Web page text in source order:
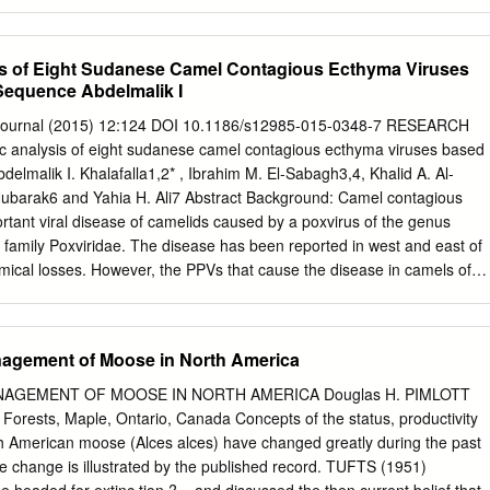
(primary) and DPP (secondary) as official bovine TB tests in elk,
reindeer Recent Actions Stat-Pak is no longer in
APHIS created a Guidance Document
for using the tests
animal_health/animal_
vs_guidance_670 1.2_dpp_testing.pdf 4 Cervid Serology
TB detection tests for official bovine tuberculosis (TB) program use
White-tailed deer
of Eight Sudanese Camel Contagious Ecthyma Viruses
Abdelmalik I
(2015) 12:124 DOI 10.1186/s12985-015-0348-7 RESEARCH
analysis of eight sudanese camel contagious ecthyma viruses based
I. Khalafalla1,2* , Ibrahim M. El-Sabagh3,4, Khalid A. Al-
and Yahia H. Ali7 Abstract Background: Camel contagious
viral disease of camelids caused by a poxvirus of the genus
Poxviridae. The disease has been reported in west and east of
losses. However, the PPVs that cause the disease in camels of
camels affected with contagious ecthyma in the Sudan
products were sequenced and subjected to genetic analysis. The
close relationships and genetic variation of the camel PPV (CPPV)
of both Pseudocowpox virus (PCPV) and Orf virus (ORFV) strains
the Sudan. Based on the B2L gene sequence the available CPPV
two genetic clades or lineages; the Asian lineage represented by
of Moose in North America
OF MOOSE IN NORTH AMERICA Douglas H. PIMLOTT
Maple, Ontario, Canada Concepts of the status, productivity
moose (Alces alces) have changed greatly during the past
change is illustrated by the published record. TUFTS (1951)